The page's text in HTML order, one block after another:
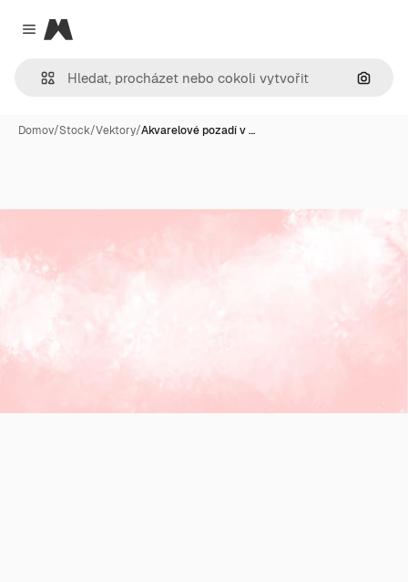
Close menu
Magnific
Hledat
Domov/Stock/Vektory/Akvarelové pozadí v …